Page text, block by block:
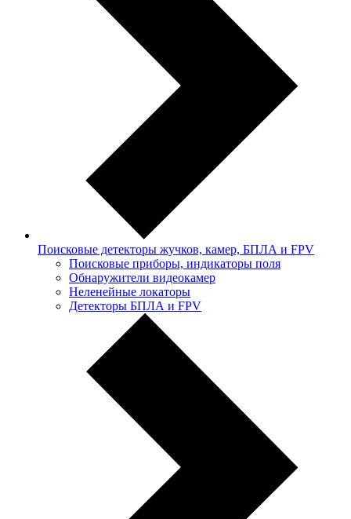
Поисковые детекторы жучков, камер, БПЛА и FPV
Поисковые приборы, индикаторы поля
Обнаружители видеокамер
Неленейные локаторы
Детекторы БПЛА и FPV